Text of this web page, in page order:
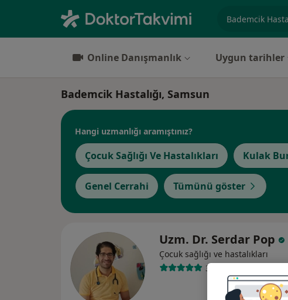
Online Danışmanlık Uygun tarihler
Bademcik Hastalığı, Samsun
Hangi uzmanlığı aramıştınız?
Çocuk Sağlığı Ve Hastalıkları Kulak
Genel Cerrahi Tümünü göster
Uzm. Dr. Serdar Pop
Çocuk sağlığı ve hastalıkları
301 görüş